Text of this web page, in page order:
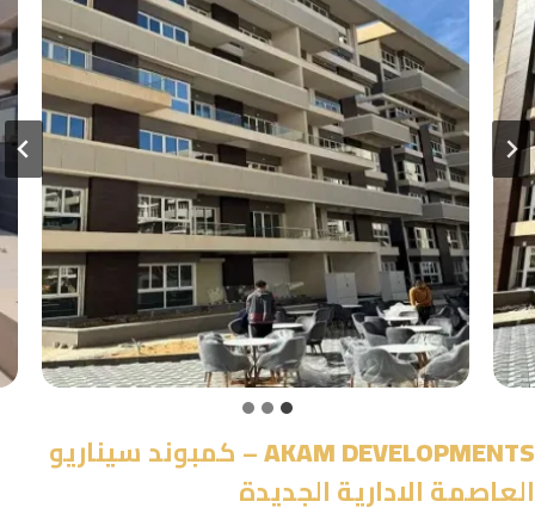
AKAM DEVELOPMENTS– كمبوند سيناريو
العاصمة الادارية الجديدة